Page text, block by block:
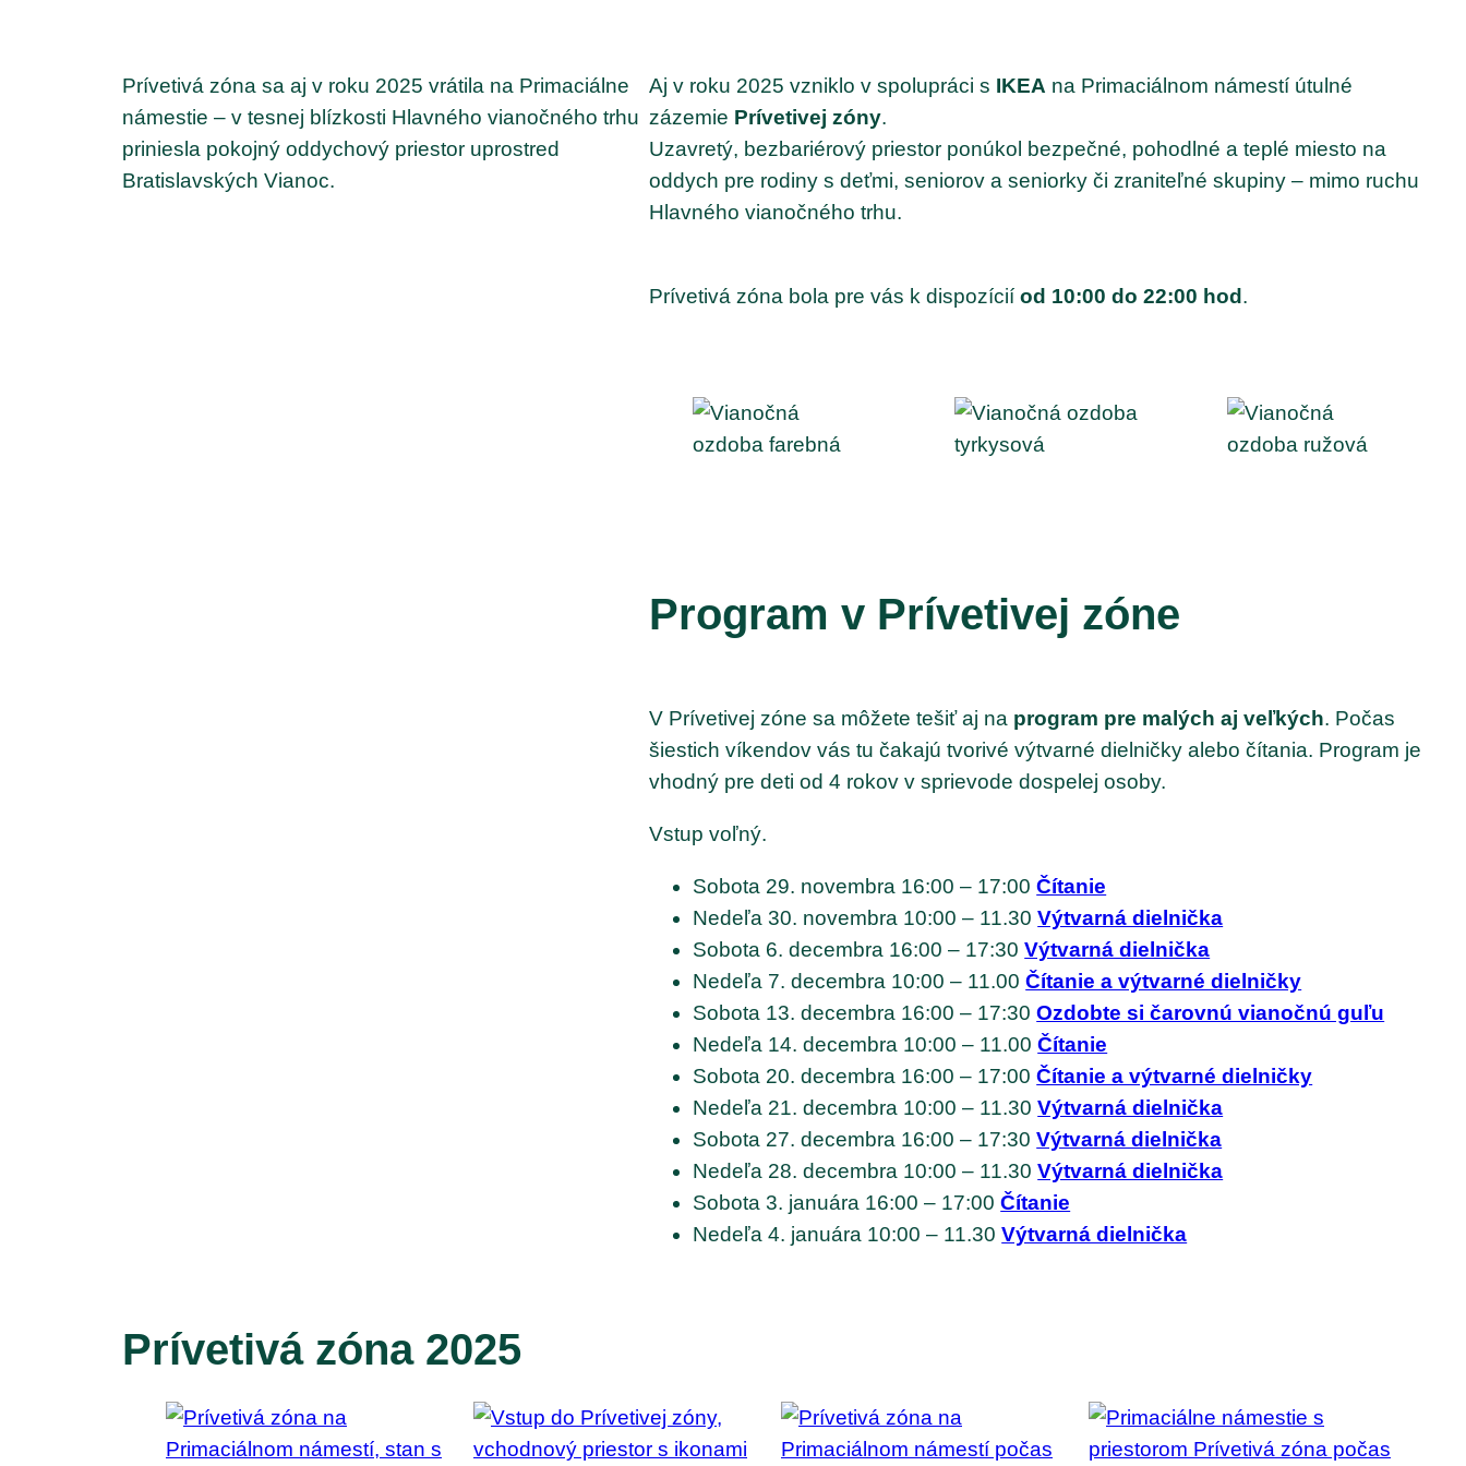
Prívetivá zóna sa aj v roku 2025 vrátila na Primaciálne
námestie – v tesnej blízkosti Hlavného vianočného trhu
priniesla pokojný oddychový priestor uprostred
Bratislavských Vianoc.
Aj v roku 2025 vzniklo v spolupráci s IKEA na Primaciálnom námestí útulné
zázemie Prívetivej zóny.
Uzavretý, bezbariérový priestor ponúkol bezpečné, pohodlné a teplé miesto na
oddych pre rodiny s deťmi, seniorov a seniorky či zraniteľné skupiny – mimo ruchu
Hlavného vianočného trhu.
Prívetivá zóna bola pre vás k dispozíciíod 10:00 do 22:00 hod.
Program v Prívetivej zóne
V Prívetivej zóne sa môžete tešiť aj na program pre malých aj veľkých. Počas
šiestich víkendov vás tu čakajú tvorivé výtvarné dielničky alebo čítania. Program je
vhodný pre deti od 4 rokov v sprievode dospelej osoby.
Vstup voľný.
Sobota 29. novembra 16:00 – 17:00Čítanie
Nedeľa 30. novembra 10:00 – 11.30Výtvarná dielnička
Sobota 6. decembra 16:00 – 17:30Výtvarná dielnička
Nedeľa 7. decembra 10:00 – 11.00Čítanie a výtvarné dielničky
Sobota 13. decembra 16:00 – 17:30Ozdobte si čarovnú vianočnú guľu
Nedeľa 14. decembra 10:00 – 11.00Čítanie
Sobota 20. decembra 16:00 – 17:00Čítanie a výtvarné dielničky
Nedeľa 21. decembra 10:00 – 11.30Výtvarná dielnička
Sobota 27. decembra 16:00 – 17:30Výtvarná dielnička
Nedeľa 28. decembra 10:00 – 11.30Výtvarná dielnička
Sobota 3. januára 16:00 – 17:00Čítanie
Nedeľa 4. januára 10:00 – 11.30Výtvarná dielnička
Prívetivá zóna 2025